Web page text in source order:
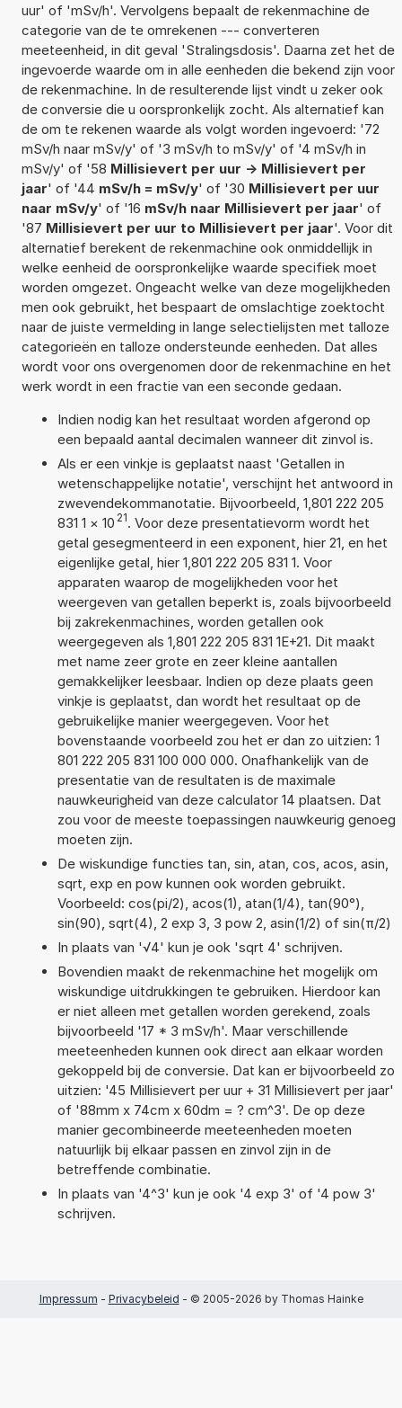
uur' of 'mSv/h'. Vervolgens bepaalt de rekenmachine de
categorie van de te omrekenen --- converteren
meeteenheid, in dit geval 'Stralingsdosis'. Daarna zet het de
ingevoerde waarde om in alle eenheden die bekend zijn voor
de rekenmachine. In de resulterende lijst vindt u zeker ook
de conversie die u oorspronkelijk zocht. Als alternatief kan
de om te rekenen waarde als volgt worden ingevoerd: '72
mSv/h naar mSv/y' of '3 mSv/h to mSv/y' of '4 mSv/h in
mSv/y' of '58 Millisievert per uur -> Millisievert per
jaar' of '44 mSv/h = mSv/y' of '30 Millisievert per uur
naar mSv/y' of '16 mSv/h naar Millisievert per jaar' of
'87 Millisievert per uur to Millisievert per jaar'. Voor dit
alternatief berekent de rekenmachine ook onmiddellijk in
welke eenheid de oorspronkelijke waarde specifiek moet
worden omgezet. Ongeacht welke van deze mogelijkheden
men ook gebruikt, het bespaart de omslachtige zoektocht
naar de juiste vermelding in lange selectielijsten met talloze
categorieën en talloze ondersteunde eenheden. Dat alles
wordt voor ons overgenomen door de rekenmachine en het
werk wordt in een fractie van een seconde gedaan.
Indien nodig kan het resultaat worden afgerond op
een bepaald aantal decimalen wanneer dit zinvol is.
Als er een vinkje is geplaatst naast 'Getallen in
wetenschappelijke notatie', verschijnt het antwoord in
zwevendekommanotatie. Bijvoorbeeld, 1,801 222 205
831 1 × 10 21. Voor deze presentatievorm wordt het
getal gesegmenteerd in een exponent, hier 21, en het
eigenlijke getal, hier 1,801 222 205 831 1. Voor
apparaten waarop de mogelijkheden voor het
weergeven van getallen beperkt is, zoals bijvoorbeeld
bij zakrekenmachines, worden getallen ook
weergegeven als 1,801 222 205 831 1E+21. Dit maakt
met name zeer grote en zeer kleine aantallen
gemakkelijker leesbaar. Indien op deze plaats geen
vinkje is geplaatst, dan wordt het resultaat op de
gebruikelijke manier weergegeven. Voor het
bovenstaande voorbeeld zou het er dan zo uitzien: 1
801 222 205 831 100 000 000. Onafhankelijk van de
presentatie van de resultaten is de maximale
nauwkeurigheid van deze calculator 14 plaatsen. Dat
zou voor de meeste toepassingen nauwkeurig genoeg
moeten zijn.
De wiskundige functies tan, sin, atan, cos, acos, asin,
sqrt, exp en pow kunnen ook worden gebruikt.
Voorbeeld: cos(pi/2), acos(1), atan(1/4), tan(90°),
sin(90), sqrt(4), 2 exp 3, 3 pow 2, asin(1/2) of sin(π/2)
In plaats van '√4' kun je ook 'sqrt 4' schrijven.
Bovendien maakt de rekenmachine het mogelijk om
wiskundige uitdrukkingen te gebruiken. Hierdoor kan
er niet alleen met getallen worden gerekend, zoals
bijvoorbeeld '17 * 3 mSv/h'. Maar verschillende
meeteenheden kunnen ook direct aan elkaar worden
gekoppeld bij de conversie. Dat kan er bijvoorbeeld zo
uitzien: '45 Millisievert per uur + 31 Millisievert per jaar'
of '88mm x 74cm x 60dm = ? cm^3'. De op deze
manier gecombineerde meeteenheden moeten
natuurlijk bij elkaar passen en zinvol zijn in de
betreffende combinatie.
In plaats van '4^3' kun je ook '4 exp 3' of '4 pow 3'
schrijven.
Impressum - Privacybeleid - © 2005-2026 by Thomas Hainke